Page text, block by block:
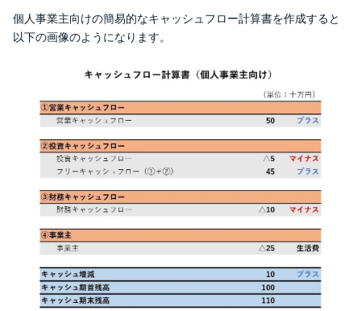
個人事業主向けの簡易的なキャッシュフロー計算書を作成すると
以下の画像のようになります。